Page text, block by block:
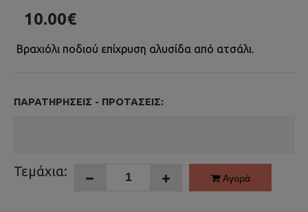
10.00€
Βραχιόλι ποδιού επίχρυση αλυσίδα από ατσάλι.
ΠΑΡΑΤΗΡΉΣΕΙΣ - ΠΡΟΤΆΣΕΙΣ:
Τεμάχια: Αγορά